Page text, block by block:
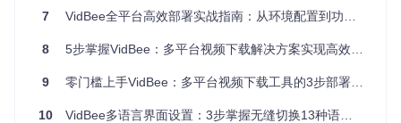
pnpm build:linux
# 开发模式启动
7 VidBee全平台高效部署实战指南：从环境配置到功能增强
8 5步掌握VidBee：多平台视频下载解决方案实现高效视频获取
9 零门槛上手VidBee：多平台视频下载工具的3步部署指南
10 VidBee多语言界面设置：3步掌握无缝切换13种语言的本地化体验